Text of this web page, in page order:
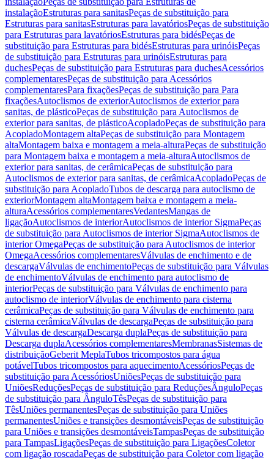
instalaçãoEstruturas para sanitasPeças de substituição para
Estruturas para sanitasEstruturas para lavatóriosPeças de substituição
para Estruturas para lavatóriosEstruturas para bidésPeças de
substituição para Estruturas para bidésEstruturas para urinóisPeças
de substituição para Estruturas para urinóisEstruturas para
duchesPeças de substituição para Estruturas para duchesAcessórios
complementaresPeças de substituição para Acessórios
complementaresPara fixaçõesPeças de substituição para Para
fixaçõesAutoclismos de exteriorAutoclismos de exterior para
sanitas, de plásticoPeças de substituição para Autoclismos de
exterior para sanitas, de plásticoAcopladoPeças de substituição para
AcopladoMontagem altaPeças de substituição para Montagem
altaMontagem baixa e montagem a meia-alturaPeças de substituição
para Montagem baixa e montagem a meia-alturaAutoclismos de
exterior para sanitas, de cerâmicaPeças de substituição para
Autoclismos de exterior para sanitas, de cerâmicaAcopladoPeças de
substituição para AcopladoTubos de descarga para autoclismo de
exteriorMontagem altaMontagem baixa e montagem a meia-
alturaAcessórios complementaresVedantesMangas de
ligaçãoAutoclismos de interiorAutoclismos de interior SigmaPeças
de substituição para Autoclismos de interior SigmaAutoclismos de
interior OmegaPeças de substituição para Autoclismos de interior
OmegaAcessórios complementaresVálvulas de enchimento e de
descargaVálvulas de enchimentoPeças de substituição para Válvulas
de enchimentoVálvulas de enchimento para autoclismo de
interiorPeças de substituição para Válvulas de enchimento para
autoclismo de interiorVálvulas de enchimento para cisterna
cerâmicaPeças de substituição para Válvulas de enchimento para
cisterna cerâmicaVálvulas de descargaPeças de substituição para
Válvulas de descargaDescarga duplaPeças de substituição para
Descarga duplaAcessórios complementaresMembranasSistemas de
distribuiçãoGeberit MeplaTubos tricompostos para água
potávelTubos tricompostos para aquecimentoAcessóriosPeças de
substituição para AcessóriosUniõesPeças de substituição para
UniõesReduçõesPeças de substituição para ReduçõesÂnguloPeças
de substituição para ÂnguloTêsPeças de substituição para
TêsUniões permanentesPeças de substituição para Uniões
permanentesUniões e transições desmontáveisPeças de substituição
para Uniões e transições desmontáveisTampasPeças de substituição
para TampasLigaçõesPeças de substituição para LigaçõesColetor
com ligação roscadaPeças de substituição para Coletor com ligação